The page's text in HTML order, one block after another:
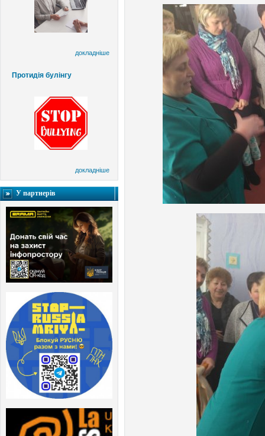
докладніше
Протидія булінгу
докладніше
У партнерів